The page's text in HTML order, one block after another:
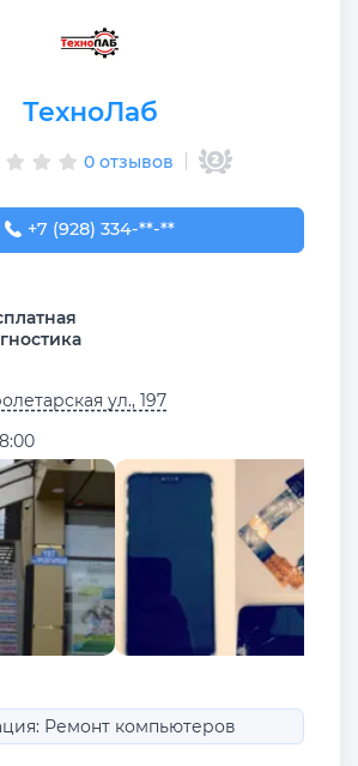
ТехноЛаб
0 отзывов
+7 (928) 334-99-00
+7 (928) 334-**-**
ул., 197
Ремонт компьютеров